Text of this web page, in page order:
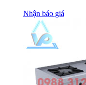
Nhận báo giá